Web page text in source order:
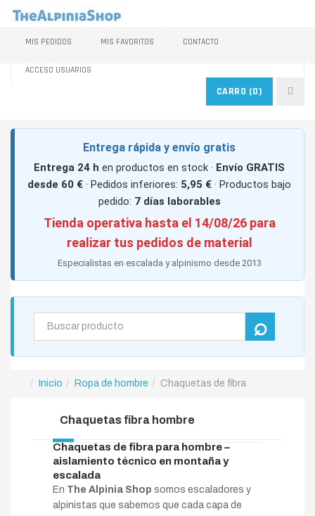
MIS PEDIDOS MIS FAVORITOS CONTACTO
ACCESO USUARIOS
CARRO (0)
Entrega rápida y envío gratis
Entrega 24 h en productos en stock · Envío GRATIS
desde 60 € · Pedidos inferiores: 5,95 € · Productos bajo
pedido: 7 días laborables
Tienda operativa hasta el 14/08/26 para
realizar tus pedidos de material
Especialistas en escalada y alpinismo desde 2013
Inicio Ropa de hombre Chaquetas de fibra
Chaquetas fibra hombre
Chaquetas de fibra para hombre –
aislamiento técnico en montaña y
escalada
En The Alpinia Shop somos escaladores y
alpinistas que sabemos que cada capa de